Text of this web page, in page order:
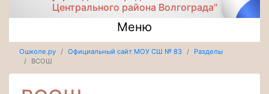
Центрального района Волгограда"
Меню
Ошколе.ру Официальный сайт МОУ СШ № 83
Разделы
ВСОШ